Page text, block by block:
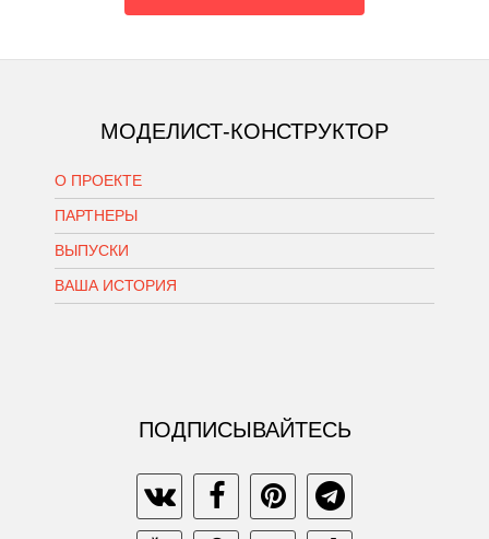
МОДЕЛИСТ-КОНСТРУКТОР
О ПРОЕКТЕ
ПАРТНЕРЫ
ВЫПУСКИ
ВАША ИСТОРИЯ
ПОДПИСЫВАЙТЕСЬ